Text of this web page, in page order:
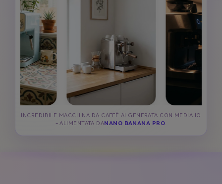
INCREDIBILE MACCHINA DA CAFFÈ AI GENERATA CON MEDIA.IO
- ALIMENTATA DANANO BANANA PRO.